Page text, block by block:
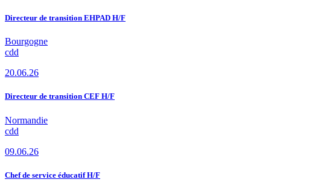
Directeur de transition EHPAD H/F
Bourgogne
cdd
20.06.26
Directeur de transition CEF H/F
Normandie
cdd
09.06.26
Chef de service éducatif H/F